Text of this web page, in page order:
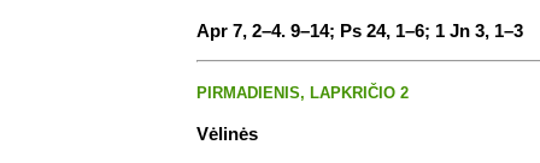
Apr 7, 2–4. 9–14; Ps 24, 1–6; 1 Jn 3, 1–3
PIRMADIENIS, LAPKRIČIO 2
Vėlinės